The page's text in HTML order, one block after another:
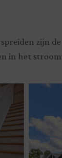
zijn
in het